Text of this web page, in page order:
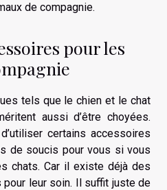
de compagnie.
pour les
tels que le chien et le chat
aussi d’être choyées.
certains accessoires
de soucis pour vous si vous
chats. Car il existe déjà des
leur soin. Il suffit juste de